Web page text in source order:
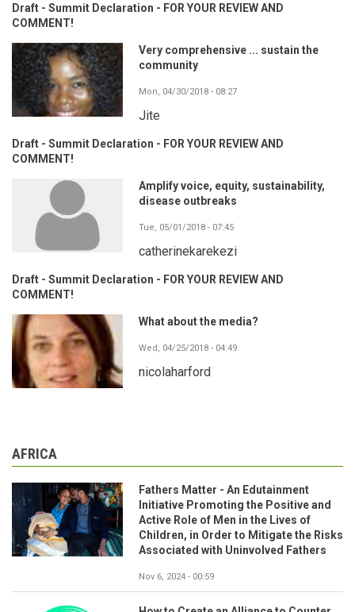
Draft - Summit Declaration - FOR YOUR REVIEW AND
COMMENT!
Very comprehensive ... sustain the
community
Mon, 04/30/2018 - 08:27
Jite
Draft - Summit Declaration - FOR YOUR REVIEW AND
COMMENT!
Amplify voice, equity, sustainability,
disease outbreaks
Tue, 05/01/2018 - 07:45
catherinekarekezi
Draft - Summit Declaration - FOR YOUR REVIEW AND
COMMENT!
What about the media?
Wed, 04/25/2018 - 04:49
nicolaharford
AFRICA
Fathers Matter - An Edutainment
Initiative Promoting the Positive and
Active Role of Men in the Lives of
Children, in Order to Mitigate the Risks
Associated with Uninvolved Fathers
Nov 6, 2024 - 00:59